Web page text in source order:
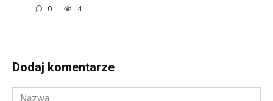
0 4
Dodaj komentarze
Nazwa